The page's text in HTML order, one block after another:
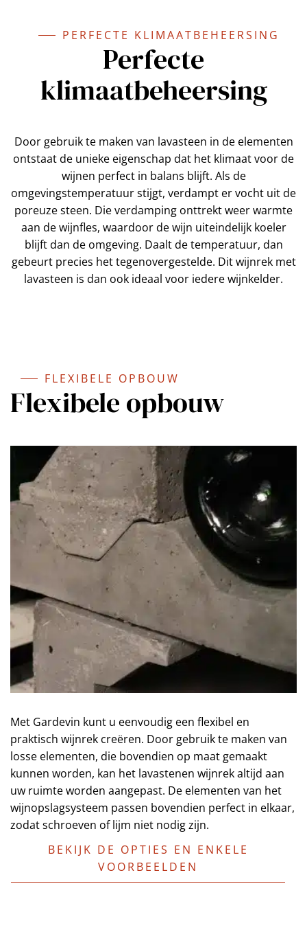
PERFECTE KLIMAATBEHEERSING
Perfecte
klimaatbeheersing
Door gebruik te maken van lavasteen in de elementen
ontstaat de unieke eigenschap dat het klimaat voor de
wijnen perfect in balans blijft. Als de
omgevingstemperatuur stijgt, verdampt er vocht uit de
poreuze steen. Die verdamping onttrekt weer warmte
aan de wijnfles, waardoor de wijn uiteindelijk koeler
blijft dan de omgeving. Daalt de temperatuur, dan
gebeurt precies het tegenovergestelde. Dit wijnrek met
lavasteen is dan ook ideaal voor iedere wijnkelder.
FLEXIBELE OPBOUW
Flexibele opbouw
Met Gardevin kunt u eenvoudig een flexibel en
praktisch wijnrek creëren. Door gebruik te maken van
losse elementen, die bovendien op maat gemaakt
kunnen worden, kan het lavastenen wijnrek altijd aan
uw ruimte worden aangepast. De elementen van het
wijnopslagsysteem passen bovendien perfect in elkaar,
zodat schroeven of lijm niet nodig zijn.
BEKIJK DE OPTIES EN ENKELE
VOORBEELDEN